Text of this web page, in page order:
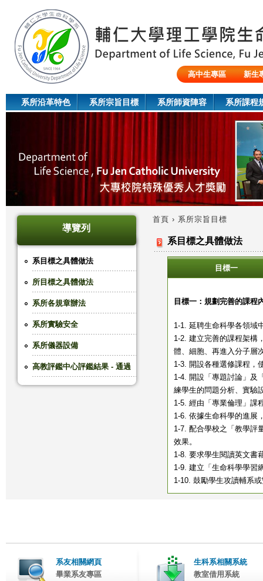
高中生專區
新生
系所沿革特色 系所宗旨目標 系所師資陣容 系所課程
導覽列
系目標之具體做法
所目標之具體做法
系所各規章辦法
系所實驗安全
系所儀器設備
高教評鑑中心評鑑結果 - 通過
您
首頁 › 系所宗旨目標
系目標之具體做法
目標一
目標一：規劃完善的課程
1-1. 延聘生命科學各領域
1-2. 建立完善的課程架構
體、細胞、再進入分子層
1-3. 開設各種選修課程，
1-4. 開設「專題討論」及
練學生的問題分析、實驗
1-5. 經由「專業倫理」課
1-6. 依據生命科學的進展
1-7. 配合學校之「教學評
效果。
1-8. 要求學生閱讀英文書
1-9. 建立「生命科學學習
1-10. 鼓勵學生攻讀輔系
系友相關網頁
畢業系友專區
生科系相關系統
教室借用系統